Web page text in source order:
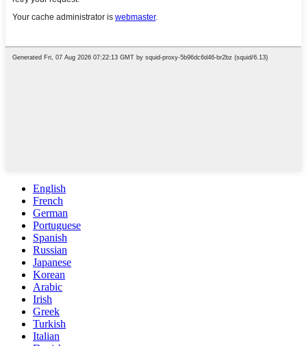
English
French
German
Portuguese
Spanish
Russian
Japanese
Korean
Arabic
Irish
Greek
Turkish
Italian